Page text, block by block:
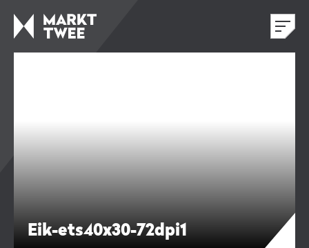
Eik-ets40x30-72dpi1